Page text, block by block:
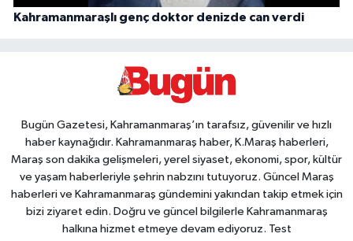
Kahramanmaraşlı genç doktor denizde can verdi
Bugün Gazetesi, Kahramanmaraş’ın tarafsız, güvenilir ve hızlı
haber kaynağıdır. Kahramanmaraş haber, K.Maraş haberleri,
Maraş son dakika gelişmeleri, yerel siyaset, ekonomi, spor, kültür
ve yaşam haberleriyle şehrin nabzını tutuyoruz. Güncel Maraş
haberleri ve Kahramanmaraş gündemini yakından takip etmek için
bizi ziyaret edin. Doğru ve güncel bilgilerle Kahramanmaraş
halkına hizmet etmeye devam ediyoruz. Test